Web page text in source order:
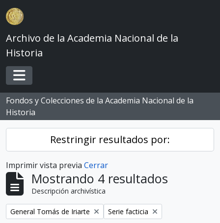
Skip to main content
Archivo de la Academia Nacional de la
Historia
Toggle navigation
Fondos y Colecciones de la Academia Nacional de la
Historia
Restringir resultados por:
Imprimir vista previa Cerrar
Mostrando 4 resultados
Descripción archivística
Remove filter:
General Tomás de Iriarte Remove filter:
Serie facticia